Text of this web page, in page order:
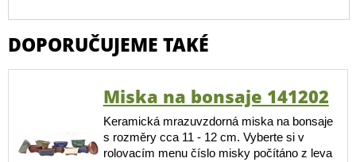
DOPORUČUJEME TAKÉ
Miska na bonsaje 141202
Keramická mrazuvzdorná miska na bonsaje
s rozměry cca 11 - 12 cm. Vyberte si v
rolovacím menu číslo misky počítáno z leva